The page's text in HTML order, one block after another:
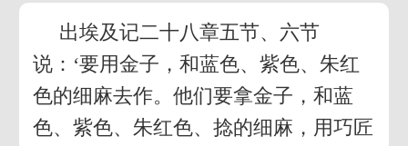
出埃及记二十八章五节、六节
说：‘要用金子，和蓝色、紫色、朱红
色的细麻去作。他们要拿金子，和蓝
色、紫色、朱红色、捻的细麻，用巧匠